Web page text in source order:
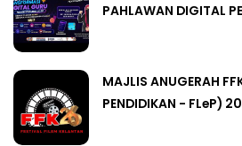
PAHLAWAN DIGITAL
MAJLIS ANUGERAH
PENDIDIKAN - FLeP)